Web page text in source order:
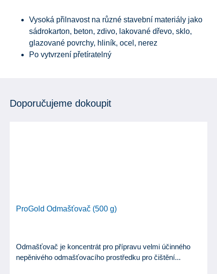
Vysoká přilnavost na různé stavební materiály jako
sádrokarton, beton, zdivo, lakované dřevo, sklo,
glazované povrchy, hliník, ocel, nerez
Po vytvrzení přetíratelný
Doporučujeme dokoupit
ProGold Odmašťovač (500 g)
Odmašťovač je koncentrát pro přípravu velmi účinného
nepěnivého odmašťovacího prostředku pro čištění...